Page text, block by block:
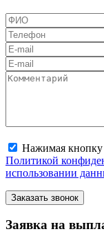
Нажимая кнопку
Политикой
использовании
Заказать звонок
Заявка на